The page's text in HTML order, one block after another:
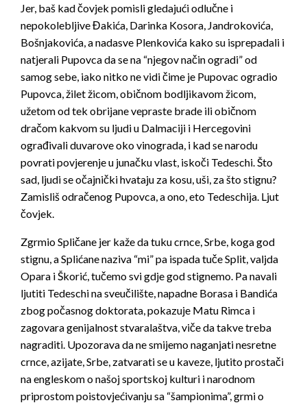
Jer, baš kad čovjek pomisli gledajući odlučne i
nepokolebljive Đakića, Darinka Kosora, Jandrokovića,
Bošnjakovića, a nadasve Plenkovića kako su isprepadali i
natjerali Pupovca da se na “njegov način ogradi” od
samog sebe, iako nitko ne vidi čime je Pupovac ogradio
Pupovca, žilet žicom, običnom bodljikavom žicom,
užetom od tek obrijane vepraste brade ili običnom
dračom kakvom su ljudi u Dalmaciji i Hercegovini
ograđivali duvarove oko vinograda, i kad se narodu
povrati povjerenje u junačku vlast, iskoči Tedeschi. Što
sad, ljudi se očajnički hvataju za kosu, uši, za što stignu?
Zamisliš odračenog Pupovca, a ono, eto Tedeschija. Ljut
čovjek.
Zgrmio Spličane jer kaže da tuku crnce, Srbe, koga god
stignu, a Splićane naziva “mi” pa ispada tuče Split, valjda
Opara i Škorić, tučemo svi gdje god stignemo. Pa navali
ljutiti Tedeschi na sveučilište, napadne Borasa i Bandića
zbog počasnog doktorata, pokazuje Matu Rimca i
zagovara genijalnost stvaralaštva, viče da takve treba
nagraditi. Upozorava da ne smijemo naganjati nesretne
crnce, azijate, Srbe, zatvarati se u kaveze, ljutito prostači
na engleskom o našoj sportskoj kulturi i narodnom
priprostom poistovjećivanju sa “šampionima”, grmi o